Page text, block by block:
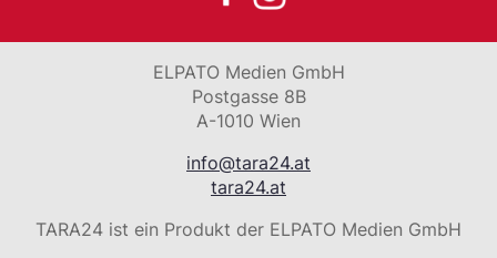
ELPATO Medien GmbH
Postgasse 8B
A-1010 Wien
info@tara24.at
tara24.at
TARA24 ist ein Produkt der ELPATO Medien GmbH